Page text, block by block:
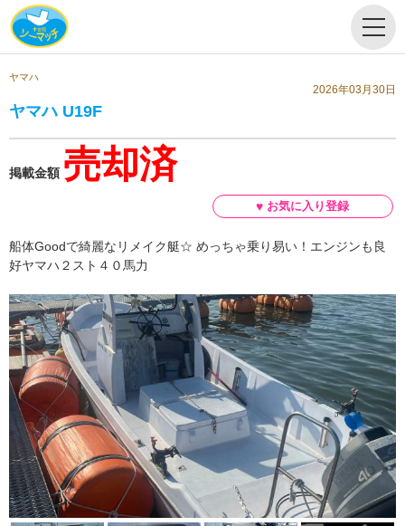
ヤマハ
2026年03月30日
ヤマハ U19F
掲載金額 売却済
船体Goodで綺麗なリメイク艇☆ めっちゃ乗り易い！エンジンも良
好ヤマハ２スト４０馬力